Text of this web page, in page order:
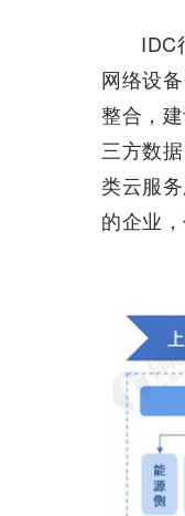
IDC
网络设
整合，
三方数
类云服
的企业